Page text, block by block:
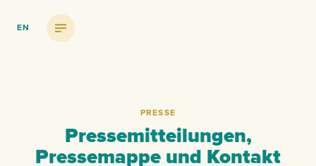
EN
Menü einblenden
PRESSE
Pressemitteilungen,
Pressemappe und Kontakt